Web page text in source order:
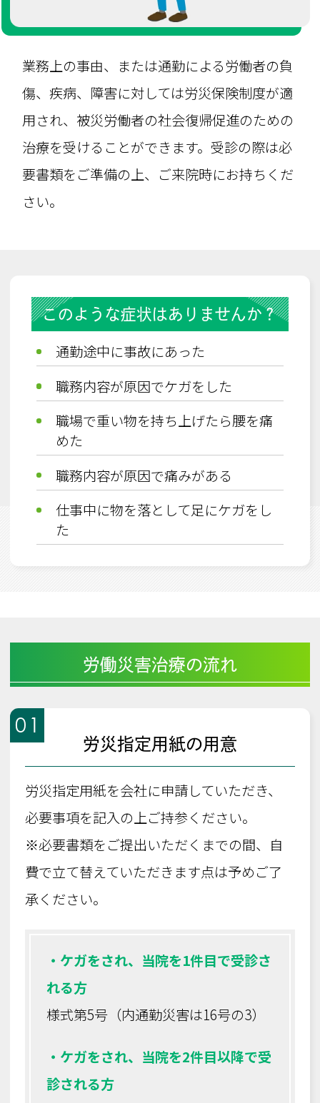
業務上の事由、または通勤による労働者の負
傷、疾病、障害に対しては労災保険制度が適
用され、被災労働者の社会復帰促進のための
治療を受けることができます。受診の際は必
要書類をご準備の上、ご来院時にお持ちくだ
さい。
このような症状はありませんか？
通勤途中に事故にあった
職務内容が原因でケガをした
職場で重い物を持ち上げたら腰を痛
めた
職務内容が原因で痛みがある
仕事中に物を落として足にケガをし
た
労働災害治療の流れ
01
労災指定用紙の用意
労災指定用紙を会社に申請していただき、
必要事項を記入の上ご持参ください。
※必要書類をご提出いただくまでの間、自
費で立て替えていただきます点は予めご了
承ください。
・ケガをされ、当院を1件目で受診さ
れる方
様式第5号（内通勤災害は16号の3）
・ケガをされ、当院を2件目以降で受
診される方